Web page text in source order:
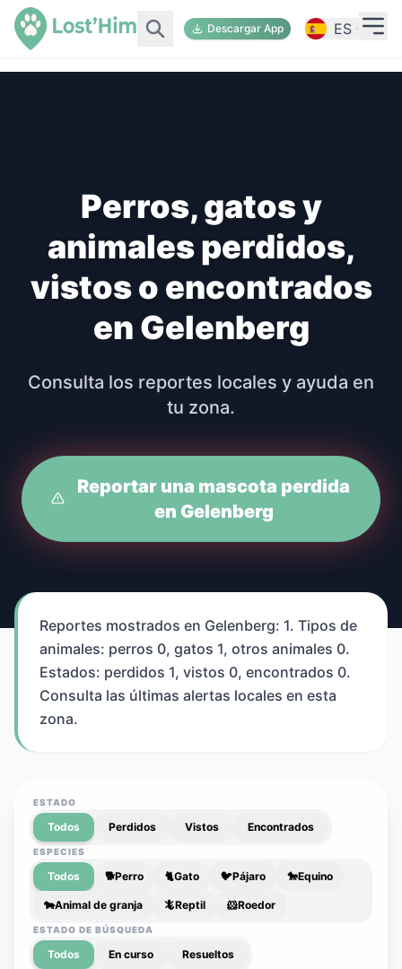
Descargar App ES
Perros, gatos y
animales perdidos,
vistos o encontrados
en Gelenberg
Consulta los reportes locales y ayuda en
tu zona.
Reportar una mascota perdida
en Gelenberg
Reportes mostrados en Gelenberg: 1. Tipos de
animales: perros 0, gatos 1, otros animales 0.
Estados: perdidos 1, vistos 0, encontrados 0.
Consulta las últimas alertas locales en esta
zona.
ESTADO
Todos Perdidos Vistos Encontrados
ESPECIES
Todos 🐕Perro 🐈Gato 🐦Pájaro 🐎Equino
🐄Animal de granja 🦎Reptil 🐹Roedor
ESTADO DE BÚSQUEDA
Todos En curso Resueltos